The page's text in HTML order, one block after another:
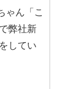
ゃん「こ
弊社新
してい